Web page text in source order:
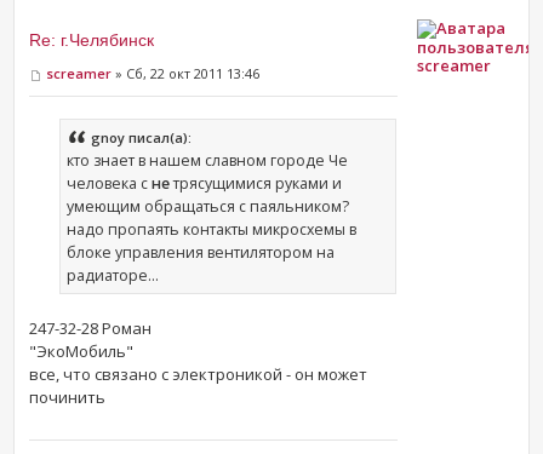
Re: г.Челябинск
screamer » Сб, 22 окт 2011 13:46
gnoy писал(а):
кто знает в нашем славном городе Че
человека снетрясущимися руками и
умеющим обращаться с паяльником?
надо пропаять контакты микросхемы в
блоке управления вентилятором на
радиаторе...
247-32-28 Роман
"ЭкоМобиль"
все, что связано с электроникой - он может
починить
screamer